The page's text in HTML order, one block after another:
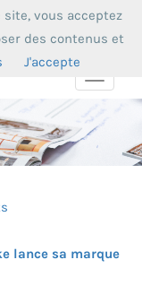
Toggle
lance sa marque
vous acceptez
des contenus et
J'accepte